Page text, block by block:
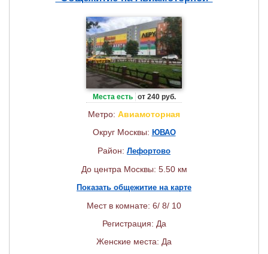
Места есть от 240 руб.
Метро: Авиамоторная
Округ Москвы: ЮВАО
Район: Лефортово
До центра Москвы: 5.50 км
Показать общежитие на карте
Мест в комнате: 6/ 8/ 10
Регистрация: Да
Женские места: Да